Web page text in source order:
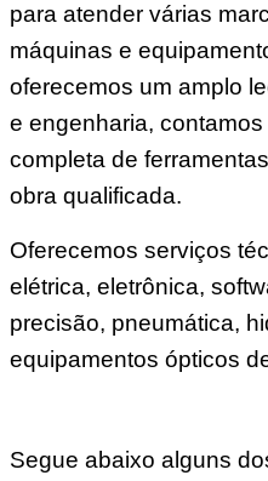
para atender várias
máquinas e
oferecemos um amplo
e engenharia,
completa de
obra qualificada.
Oferecemos serviços
elétrica, eletrônica,
precisão, pneumática,
equipamentos ópticos
Segue abaixo alguns